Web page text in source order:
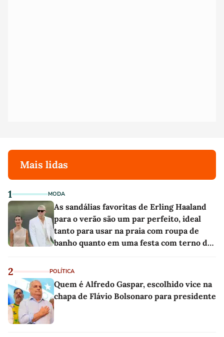
Mais lidas
1 MODA
As sandálias favoritas de Erling Haaland
para o verão são um par perfeito, ideal
tanto para usar na praia com roupa de
banho quanto em uma festa com terno de
2 POLÍTICA
Quem é Alfredo Gaspar, escolhido vice na
chapa de Flávio Bolsonaro para presidente